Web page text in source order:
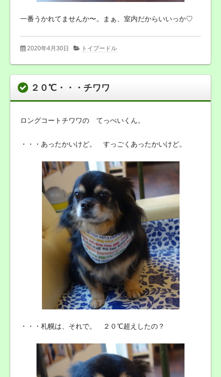
一番うかれてませんか〜。まぁ、室内だからいいっか♡
2020年4月30日 トイプードル
２０℃・・・チワワ
ロングコートチワワの てっぺいくん。
・・・あったかいけど。 すっごくあったかいけど。
・・・札幌は、それで。 ２０℃超えしたの？